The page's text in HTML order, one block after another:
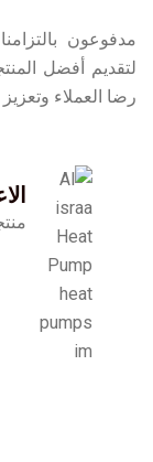
مدفوعون
لتقديم أفضل
رضا العملاء